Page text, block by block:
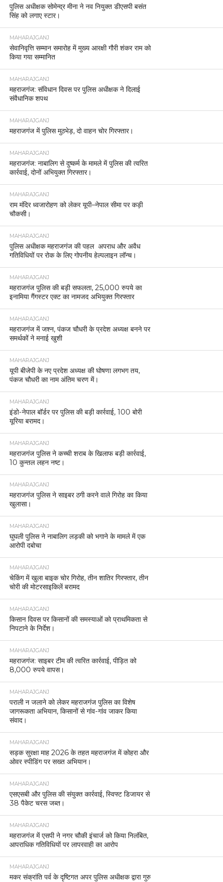
पुलिस अधीक्षक सोमेन्द्र मीना ने नव नियुक्त डीएसपी बसंत
सिंह को लगाए स्टार।
MAHARAJGANJ
सेवानिवृत्ति सम्मान समारोह में मुख्य आरक्षी गौरी शंकर राम को
किया गया सम्मानित
MAHARAJGANJ
महराजगंज: संविधान दिवस पर पुलिस अधीक्षक ने दिलाई
संवैधानिक शपथ
MAHARAJGANJ
महराजगंज में पुलिस मुठभेड़, दो वाहन चोर गिरफ्तार।
MAHARAJGANJ
महराजगंज: नाबालिग से दुष्कर्म के मामले में पुलिस की त्वरित
कार्रवाई, दोनों अभियुक्त गिरफ्तार।
MAHARAJGANJ
राम मंदिर ध्वजारोहण को लेकर यूपी–नेपाल सीमा पर कड़ी
चौकसी।
MAHARAJGANJ
पुलिस अधीक्षक महराजगंज की पहल अपराध और अवैध
गतिविधियों पर रोक के लिए गोपनीय हेल्पलाइन लॉन्च।
MAHARAJGANJ
महराजगंज पुलिस की बड़ी सफलता, 25,000 रुपये का
इनामिया गैंगस्टर एक्ट का नामजद अभियुक्त गिरफ्तार
MAHARAJGANJ
महराजगंज में जश्न, पंकज चौधरी के प्रदेश अध्यक्ष बनने पर
समर्थकों ने मनाई खुशी
MAHARAJGANJ
यूपी बीजेपी के नए प्रदेश अध्यक्ष की घोषणा लगभग तय,
पंकज चौधरी का नाम अंतिम चरण में।
MAHARAJGANJ
इंडो-नेपाल बॉर्डर पर पुलिस की बड़ी कार्रवाई, 100 बोरी
यूरिया बरामद।
MAHARAJGANJ
महराजगंज पुलिस ने कच्ची शराब के खिलाफ बड़ी कार्रवाई,
10 कुन्तल लहन नष्ट।
MAHARAJGANJ
महराजगंज पुलिस ने साइबर ठगी करने वाले गिरोह का किया
खुलासा।
MAHARAJGANJ
घुघली पुलिस ने नाबालिग लड़की को भगाने के मामले में एक
आरोपी दबोचा
MAHARAJGANJ
चेकिंग में खुला बाइक चोर गिरोह, तीन शातिर गिरफ्तार, तीन
चोरी की मोटरसाइकिलें बरामद
MAHARAJGANJ
किसान दिवस पर किसानों की समस्याओं को प्राथमिकता से
निपटाने के निर्देश।
MAHARAJGANJ
महराजगंज: साइबर टीम की त्वरित कार्रवाई, पीड़ित को
8,000 रुपये वापस।
MAHARAJGANJ
पराली न जलाने को लेकर महराजगंज पुलिस का विशेष
जागरूकता अभियान, किसानों से गांव-गांव जाकर किया
संवाद।
MAHARAJGANJ
सड़क सुरक्षा माह 2026 के तहत महराजगंज में कोहरा और
ओवर स्पीडिंग पर सख्त अभियान।
MAHARAJGANJ
एसएसबी और पुलिस की संयुक्त कार्रवाई, स्विफ्ट डिजायर से
38 पैकेट चरस जब्त।
MAHARAJGANJ
महराजगंज में एसपी ने नगर चौकी इंचार्ज को किया निलंबित,
आपराधिक गतिविधियों पर लापरवाही का आरोप
MAHARAJGANJ
मकर संक्रांति पर्व के दृष्टिगत अपर पुलिस अधीक्षक द्वारा गुरु